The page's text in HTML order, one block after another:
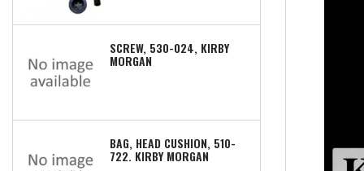
SCREW, 530-024, KIRBY
MORGAN
BAG, HEAD CUSHION, 510-
722, KIRBY MORGAN